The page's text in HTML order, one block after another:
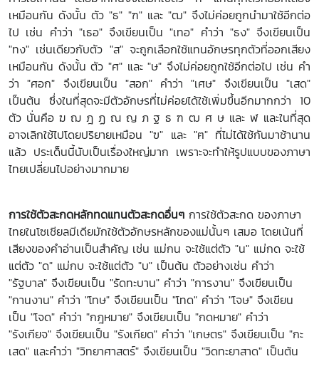
เหมือนกัน ดังนั้น ตัว "ธ" "ฑ" และ "ฒ" จึงไม่ค่อยถูกนำมาใช้อีกต่อ
ไป เช่น คำว่า "เธอ" จึงเขียนเป็น "เทอ" คำว่า "ธง" จึงเขียนเป็น
"ทง" เช่นเดียวกับตัว "ส" จะถูกเลือกใช้แทนอักษรทุกตัวที่ออกเสียง
เหมือนกัน ดังนั้น ตัว "ศ" และ "ษ" จึงไม่ค่อยถูกใช้อีกต่อไป เช่น คำ
ว่า "ศอก" จึงเขียนเป็น "สอก" คำว่า "เศษ" จึงเขียนเป็น "เสด"
เป็นต้น ซึ่งในที่สุดจะมีตัวอักษรที่ไม่ค่อยได้ใช้เพิ่มขึ้นอีกมากกว่า 10
ตัว นั่นคือ ฆ ฌ ฎ ฏ ณ ญ ภ ฐ ธ ฑ ฒ ศ ษ และ ฬ และในที่สุด
อาจเลิกใช้ไปโดยปริยายเหมือน "ฃ" และ "ฅ" ที่ไม่ได้ใช้กันมาช้านาน
แล้ว ประเด็นนี้นับเป็นเรื่องใหญ่มาก เพราะจะทำให้รูปแบบของภาษา
ไทยเปลี่ยนไปอย่างมากมาย
การใช้ตัวสะกดหลักทดแทนตัวสะกดอื่นๆ การใช้ตัวสะกด ของภาษา
ไทยในโซเชียลมีเดียมักใช้ตัวอักษรหลักของแม่นั้นๆ เสมอ โดยเน้นที่
เสียงของคำอ่านเป็นสำคัญ เช่น แม่กน จะใช้แต่ตัว "น" แม่กด จะใช้
แต่ตัว "ด" แม่กบ จะใช้แต่ตัว "บ" เป็นต้น ตัวอย่างเช่น คำว่า
"รัฐบาล" จึงเขียนเป็น "รัดทะบาน" คำว่า "การงาน" จึงเขียนเป็น
"กานงาน" คำว่า "โทษ" จึงเขียนเป็น "โทด" คำว่า "โจษ" จึงเขียน
เป็น "โจด" คำว่า "กฎหมาย" จึงเขียนเป็น "กดหมาย" คำว่า
"รังเกียจ" จึงเขียนเป็น "รังเกียด" คำว่า "เกษตร" จึงเขียนเป็น "กะ
เสด" และคำว่า "วิทยาศาสตร์" จึงเขียนเป็น "วิดทะยาสาด" เป็นต้น